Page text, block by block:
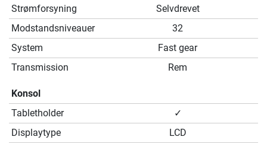
Strømforsyning
Selvdrevet
Modstandsniveauer
32
System
Fast gear
Transmission
Rem
Konsol
Tabletholder
✓
Displaytype
LCD